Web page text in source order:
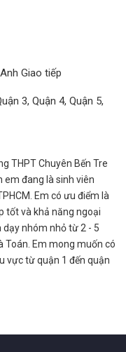
Giao tiếp
3, Quận 4, Quận 5,
THPT Chuyên Bến Tre
em đang là sinh viên
Em có ưu điểm là
tốt và khả năng ngoại
dạy nhóm nhỏ từ 2 - 5
Toán. Em mong muốn có
vực từ quận 1 đến quận